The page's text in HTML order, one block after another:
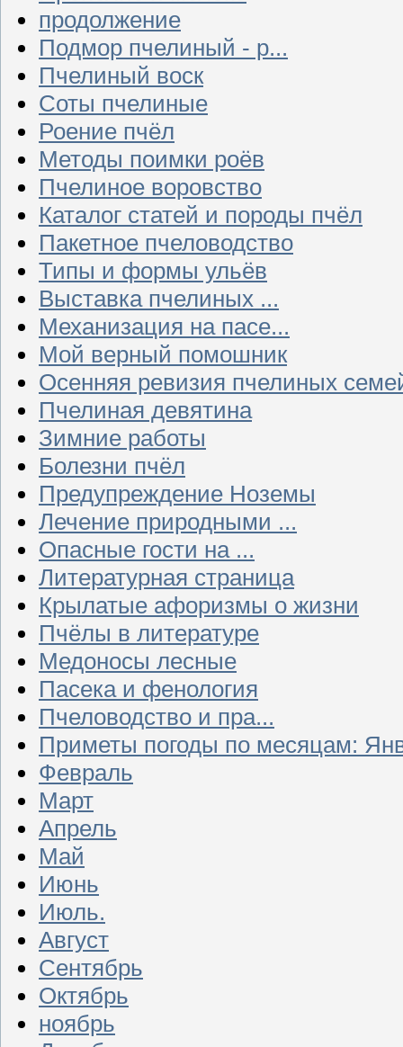
продолжение
Подмор пчелиный - р...
Пчелиный воск
Соты пчелиные
Роение пчёл
Методы поимки роёв
Пчелиное воровство
Каталог статей и породы пчёл
Пакетное пчеловодство
Типы и формы ульёв
Выставка пчелиных ...
Механизация на пасе...
Мой верный помошник
Осенняя ревизия пчелиных
Пчелиная девятина
Зимние работы
Болезни пчёл
Предупреждение Ноземы
Лечение природными ...
Опасные гости на ...
Литературная страница
Крылатые афоризмы о жизни
Пчёлы в литературе
Медоносы лесные
Пасека и фенология
Пчеловодство и пра...
Приметы погоды по месяцам:
Февраль
Март
Апрель
Май
Июнь
Июль.
Август
Сентябрь
Октябрь
ноябрь